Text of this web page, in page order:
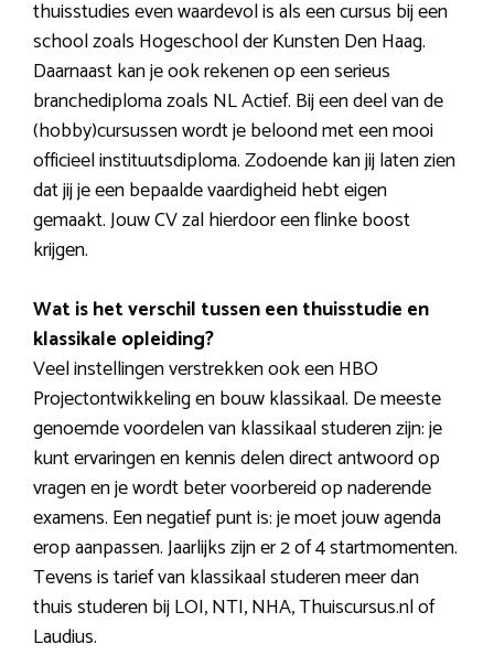
thuisstudies even waardevol is als een cursus bij een
school zoals Hogeschool der Kunsten Den Haag.
Daarnaast kan je ook rekenen op een serieus
branchediploma zoals NL Actief. Bij een deel van de
(hobby)cursussen wordt je beloond met een mooi
officieel instituutsdiploma. Zodoende kan jij laten zien
dat jij je een bepaalde vaardigheid hebt eigen
gemaakt. Jouw CV zal hierdoor een flinke boost
krijgen.
Wat is het verschil tussen een thuisstudie en
klassikale opleiding?
Veel instellingen verstrekken ook een HBO
Projectontwikkeling en bouw klassikaal. De meeste
genoemde voordelen van klassikaal studeren zijn: je
kunt ervaringen en kennis delen direct antwoord op
vragen en je wordt beter voorbereid op naderende
examens. Een negatief punt is: je moet jouw agenda
erop aanpassen. Jaarlijks zijn er 2 of 4 startmomenten.
Tevens is tarief van klassikaal studeren meer dan
thuis studeren bij LOI, NTI, NHA, Thuiscursus.nl of
Laudius.